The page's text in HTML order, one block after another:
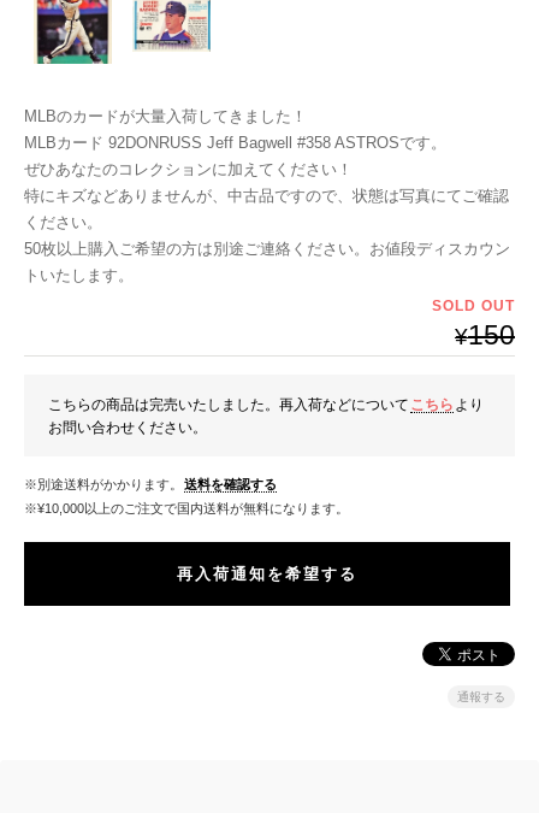
MLBのカードが大量入荷してきました！
MLBカード 92DONRUSS Jeff Bagwell #358 ASTROSです。
ぜひあなたのコレクションに加えてください！
特にキズなどありませんが、中古品ですので、状態は写真にてご確認
ください。
50枚以上購入ご希望の方は別途ご連絡ください。お値段ディスカウン
トいたします。
SOLD OUT
¥150
こちらの商品は完売いたしました。再入荷などについて こちら より
お問い合わせください。
※別途送料がかかります。 送料を確認する
※¥10,000以上のご注文で国内送料が無料になります。
再入荷通知を希望する
通報する